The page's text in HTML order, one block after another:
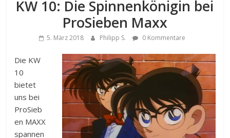
KW 10: Die Spinnenkönigin bei
ProSieben Maxx
5. März 2018 Philipp S. 0 Kommentare
Die KW
10
bietet
uns bei
ProSieb
en MAXX
spannen